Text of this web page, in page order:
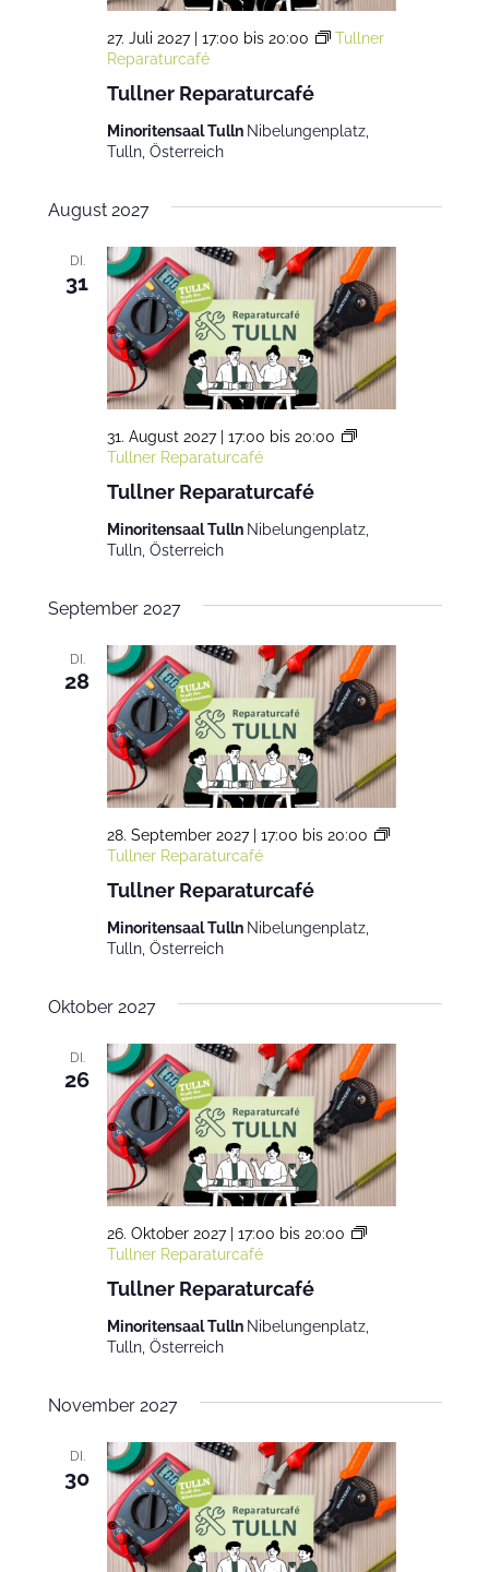
Tullner Reparaturcafé
27. Juli 2027 | 17:00 bis 20:00
Tullner
Reparaturcafé
Minoritensaal Tulln Nibelungenplatz,
Tulln, Österreich
August 2027
DI.
31
Tullner Reparaturcafé
31. August 2027 | 17:00 bis 20:00
Tullner Reparaturcafé
Minoritensaal Tulln Nibelungenplatz,
Tulln, Österreich
September 2027
DI.
28
Tullner Reparaturcafé
28. September 2027 | 17:00 bis 20:00
Tullner Reparaturcafé
Minoritensaal Tulln Nibelungenplatz,
Tulln, Österreich
Oktober 2027
DI.
26
Tullner Reparaturcafé
26. Oktober 2027 | 17:00 bis 20:00
Tullner Reparaturcafé
Minoritensaal Tulln Nibelungenplatz,
Tulln, Österreich
November 2027
DI.
30